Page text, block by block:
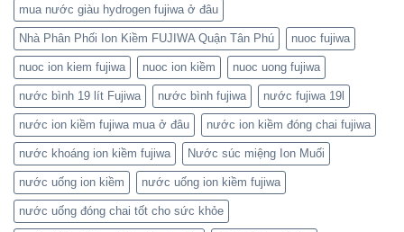
mua nước giàu hydrogen fujiwa ở đâu
Nhà Phân Phối Ion Kiềm FUJIWA Quận Tân Phú nuoc fujiwa
nuoc ion kiem fujiwa nuoc ion kiềm nuoc uong fujiwa
nước bình 19 lít Fujiwa nước bình fujiwa nước fujiwa 19l
nước ion kiềm fujiwa mua ở đâu nước ion kiềm đóng chai fujiwa
nước khoáng ion kiềm fujiwa Nước súc miệng Ion Muối
nước uống ion kiềm nước uống ion kiềm fujiwa
nước uống đóng chai tốt cho sức khỏe